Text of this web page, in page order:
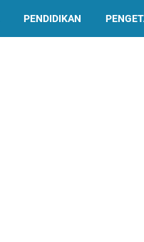
PENDIDIKAN